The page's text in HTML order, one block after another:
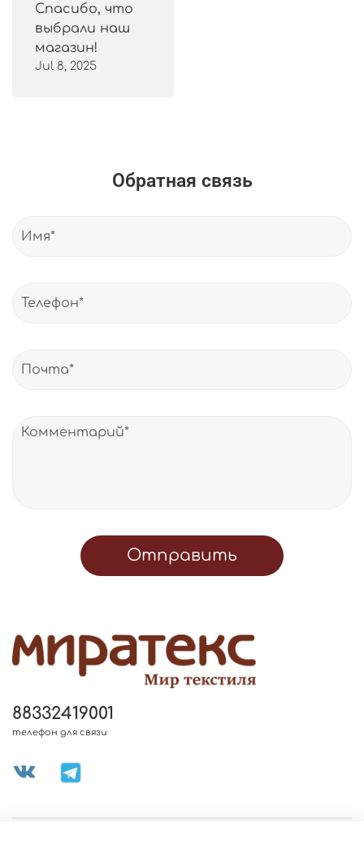
Спасибо, что
выбрали наш
магазин!
Jul 8, 2025
Обратная связь
Отправить
88332419001
телефон для связи